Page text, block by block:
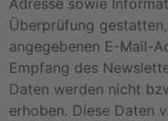
Überprüfung
angegebenen E-Mail-
Empfang des
Daten werden nicht
erhoben. Diese Daten